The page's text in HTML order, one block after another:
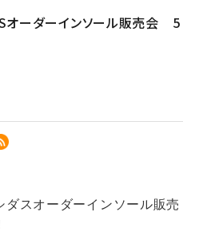
ーダーインソール販売会 5
ダスオーダーインソール販売